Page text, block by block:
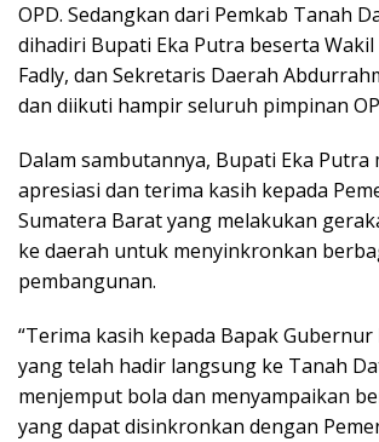
OPD. Sedangkan dari Pemkab Tanah
dihadiri Bupati Eka Putra beserta
Fadly, dan Sekretaris Daerah
dan diikuti hampir seluruh pimpinan
Dalam sambutannya, Bupati Eka Putra
apresiasi dan terima kasih kepada
Sumatera Barat yang melakukan
ke daerah untuk menyinkronkan
pembangunan.
“Terima kasih kepada Bapak
yang telah hadir langsung ke Tanah
menjemput bola dan menyampaikan
yang dapat disinkronkan dengan